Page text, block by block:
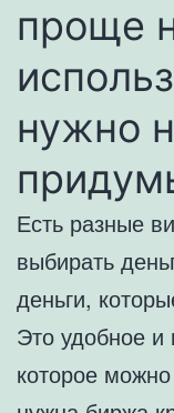
проще
нужно
Есть разные
выбирать
деньги,
Это удобное и
которое